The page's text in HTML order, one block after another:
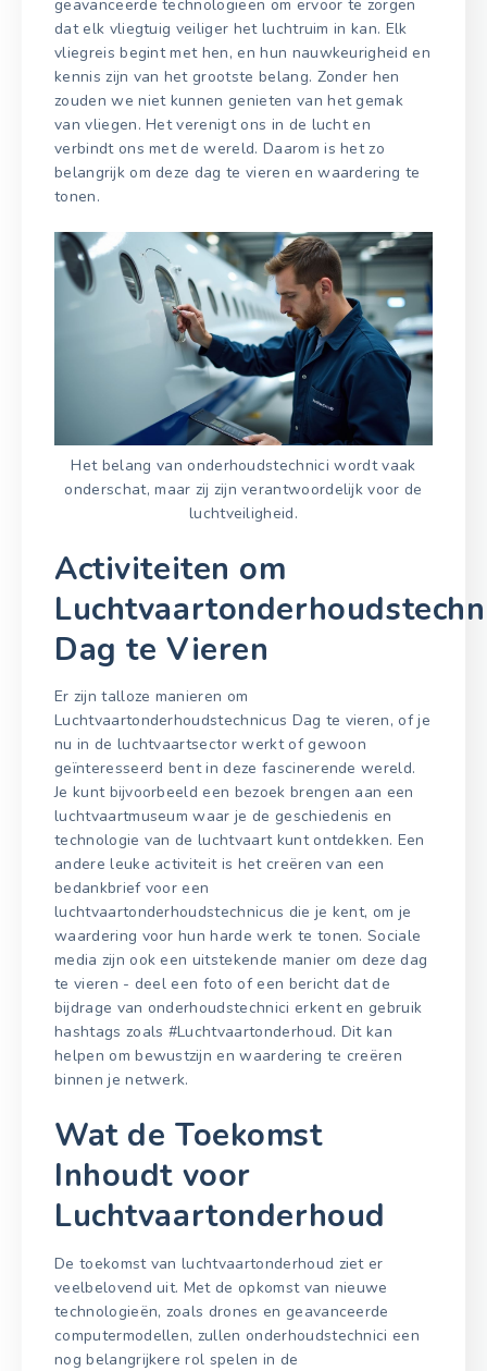
geavanceerde technologieën om ervoor te zorgen
dat elk vliegtuig veiliger het luchtruim in kan. Elk
vliegreis begint met hen, en hun nauwkeurigheid en
kennis zijn van het grootste belang. Zonder hen
zouden we niet kunnen genieten van het gemak
van vliegen. Het verenigt ons in de lucht en
verbindt ons met de wereld. Daarom is het zo
belangrijk om deze dag te vieren en waardering te
tonen.
Het belang van onderhoudstechnici wordt vaak
onderschat, maar zij zijn verantwoordelijk voor de
luchtveiligheid.
Activiteiten om
Dag te Vieren
Er zijn talloze manieren om
Luchtvaartonderhoudstechnicus Dag te vieren, of je
nu in de luchtvaartsector werkt of gewoon
geïnteresseerd bent in deze fascinerende wereld.
Je kunt bijvoorbeeld een bezoek brengen aan een
luchtvaartmuseum waar je de geschiedenis en
technologie van de luchtvaart kunt ontdekken. Een
andere leuke activiteit is het creëren van een
bedankbrief voor een
luchtvaartonderhoudstechnicus die je kent, om je
waardering voor hun harde werk te tonen. Sociale
media zijn ook een uitstekende manier om deze dag
te vieren - deel een foto of een bericht dat de
bijdrage van onderhoudstechnici erkent en gebruik
hashtags zoals #Luchtvaartonderhoud. Dit kan
helpen om bewustzijn en waardering te creëren
binnen je netwerk.
Wat de Toekomst
Inhoudt voor
Luchtvaartonderhoud
De toekomst van luchtvaartonderhoud ziet er
veelbelovend uit. Met de opkomst van nieuwe
technologieën, zoals drones en geavanceerde
computermodellen, zullen onderhoudstechnici een
nog belangrijkere rol spelen in de